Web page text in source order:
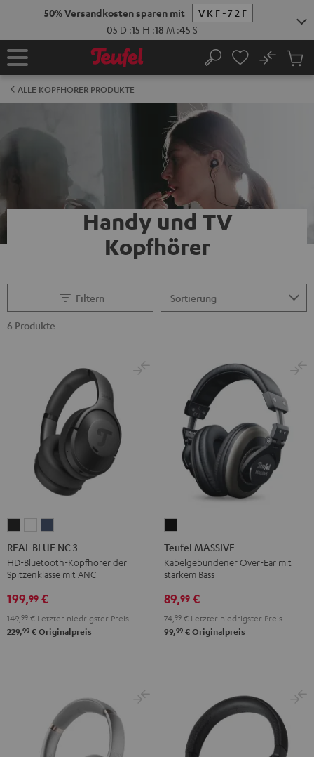
50% Versandkosten sparen mit
VKF-72F
05 D :15 H :18 M :45 S
Startseite Suche
No
ALLE KOPFHÖRER PRODUKTE
Handy und TV
Kopfhörer
Filtern
6 Produkte
BLUE
NC
3
Night
BLUE
NC
3
Pearl
BLUE
NC
3
REAL BLUE NC 3
HD-Bluetooth-Kopfhörer der
Spitzenklasse mit ANC
199,99 €
149, 99 € Letzter niedrigster Preis
229,99 € Originalpreis
MASSIVE
Schwarz
Teufel MASSIVE
Kabelgebundener Over-Ear mit
starkem Bass
89,99 €
74, 99 € Letzter niedrigster Preis
99,99 € Originalpreis